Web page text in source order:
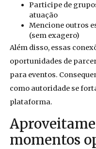
Participe de
atuação
Mencione outros
(sem exagero)
Além disso, essas
oportunidades de
para eventos.
como autoridade se
plataforma.
momentos